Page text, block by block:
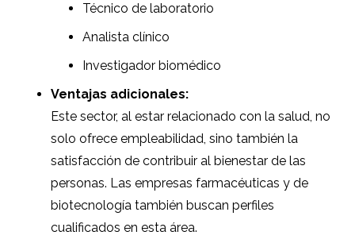
Técnico de laboratorio
Analista clínico
Investigador biomédico
Ventajas adicionales:
Este sector, al estar relacionado con la salud, no
solo ofrece empleabilidad, sino también la
satisfacción de contribuir al bienestar de las
personas. Las empresas farmacéuticas y de
biotecnología también buscan perfiles
cualificados en esta área.